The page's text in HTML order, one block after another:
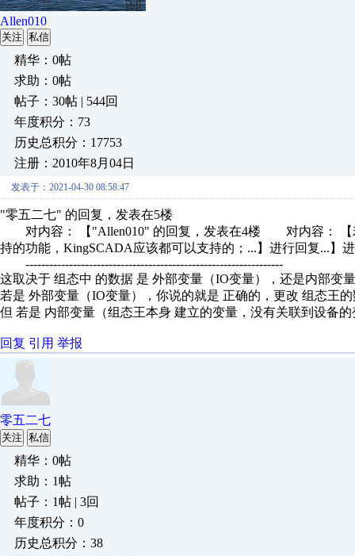
Allen010
关注 私信
精华：0帖
求助：0帖
帖子：30帖 | 544回
年度积分：73
历史总积分：17753
注册：2010年8月04日
发表于：2021-04-30 08:58:47
"零五二七" 的回复，发表在5楼
对内容： 【"Allen010" 的回复，发表在4楼 对内容： 【
持的功能，KingSCADA应该都可以支持的；...】进行回复...】
-----------------------------------------------------------------
这取决于 组态中 的数据 是 外部变量（IO变量），还是内部变
若是 外部变量（IO变量），你说的就是 正确的，更改 组态王
但 若是 内部变量（组态王本身 建立的变量，没有关联到设备
回复 引用 举报
零五二七
关注 私信
精华：0帖
求助：1帖
帖子：1帖 | 3回
年度积分：0
历史总积分：38